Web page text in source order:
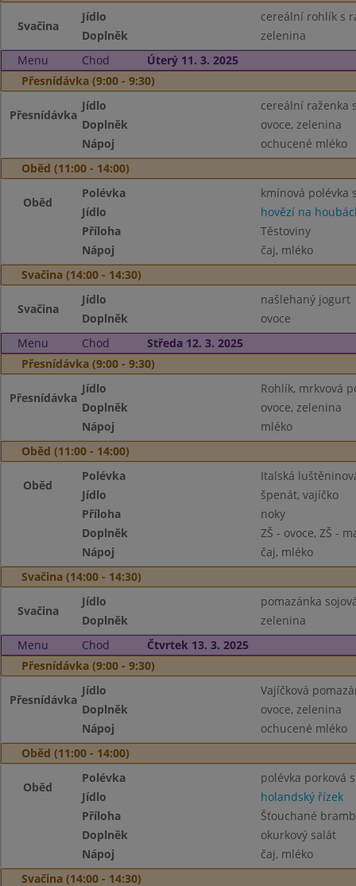
Svačina
Jídlo
cereální rohlík s
Doplněk
zelenina
Menu
Chod
Úterý 11. 3. 2025
Přesnídávka (9:00 - 9:30)
Přesnídávka
Jídlo
cereální raženka
Doplněk
ovoce, zelenina
Nápoj
ochucené mléko
Oběd (11:00 - 14:00)
Oběd
Polévka
kmínová polévka
Jídlo
hovězí na
Příloha
Těstoviny
Nápoj
čaj, mléko
Svačina (14:00 - 14:30)
Svačina
Jídlo
našlehaný jogurt
Doplněk
ovoce
Menu
Chod
Středa 12. 3. 2025
Přesnídávka (9:00 - 9:30)
Přesnídávka
Jídlo
Rohlík, mrkvová
Doplněk
ovoce, zelenina
Nápoj
mléko
Oběd (11:00 - 14:00)
Oběd
Polévka
Italská
Jídlo
špenát, vajíčko
Příloha
noky
Doplněk
ZŠ - ovoce, ZŠ -
Nápoj
čaj, mléko
Svačina (14:00 - 14:30)
Svačina
Jídlo
pomazánka
Doplněk
zelenina
Menu
Chod
Čtvrtek 13. 3. 2025
Přesnídávka (9:00 - 9:30)
Přesnídávka
Jídlo
Vajíčková
Doplněk
ovoce, zelenina
Nápoj
ochucené mléko
Oběd (11:00 - 14:00)
Oběd
Polévka
polévka porková
Jídlo
holandský řízek
Příloha
Šťouchané
Doplněk
okurkový salát
Nápoj
čaj, mléko
Svačina (14:00 - 14:30)